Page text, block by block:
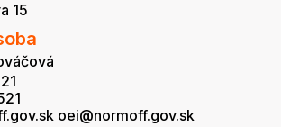
15
oei@normoff.gov.sk